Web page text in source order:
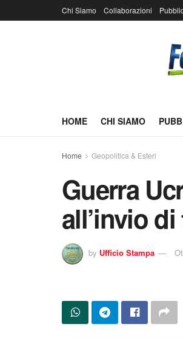
Chi Siamo Collaborazioni
HOME CHI SIAMO
Home Geopolitica & Esteri
Guerra
all’invio
by Ufficio Stampa